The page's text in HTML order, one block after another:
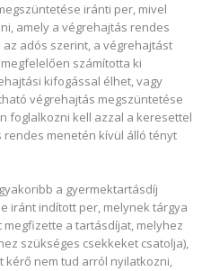
iránti per, mivel
amely a végrehajtás rendes
adós szerint, a végrehajtást
számította ki
kifogással élhet, vagy
végrehajtás megszüntetése
foglalkozni kell azzal a keresettel
rendes menetén kívül álló tényt
a gyermektartásdíj
iránt indított per, melynek tárgya
a tartásdíjat, melyhez
szükséges csekkeket csatolja),
nem tud arról nyilatkozni,